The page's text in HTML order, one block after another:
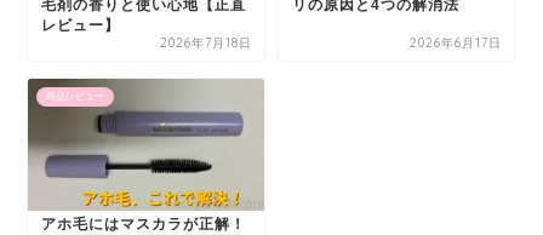
毛剤の香りと使い心地【正直
レビュー】
2026年7月18日
リの原因と4つの解消法
2026年6月17日
商品レビュー
アホ毛にはマスカラが正解！